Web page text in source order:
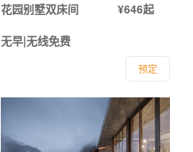
花园别墅双床间
¥646起
无早|无线免费
预定